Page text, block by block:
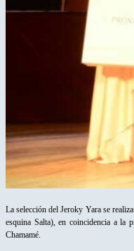
La selección del Jeroky Yara se
esquina Salta), en coincidencia a la
Chamamé.